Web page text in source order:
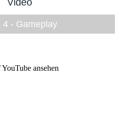
4 - Gameplay